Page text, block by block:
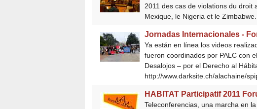
2011 des cas de violations du droit
Mexique, le Nigeria et le
Jornadas Internacionales -
Ya están en línea los videos
fueron coordinados por PALC con
Desalojos – por el Derecho al
http://www.darksite.ch/alachaine/
HABITAT Participatif 2011
Teleconferencias, una marcha en